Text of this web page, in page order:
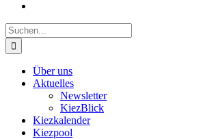
Suche
nach:
Über uns
Aktuelles
Newsletter
KiezBlick
Kiezkalender
Kiezpool